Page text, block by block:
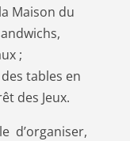
Maison du
;
tables en
des Jeux.
d’organiser,